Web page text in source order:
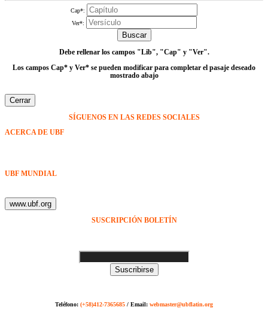
Cap*:
Ver*:
Buscar
Debe rellenar los campos "Lib", "Cap" y "Ver".
Los campos Cap* y Ver* se pueden modificar para completar el pasaje deseado
mostrado abajo
Cerrar
SÍGUENOS EN LAS REDES SOCIALES
ACERCA DE UBF
UBF MUNDIAL
www.ubf.org
SUSCRIPCIÓN BOLETÍN
Suscribirse
Teléfono: (+58)412-7365685 / Email: webmaster@ubflatin.org